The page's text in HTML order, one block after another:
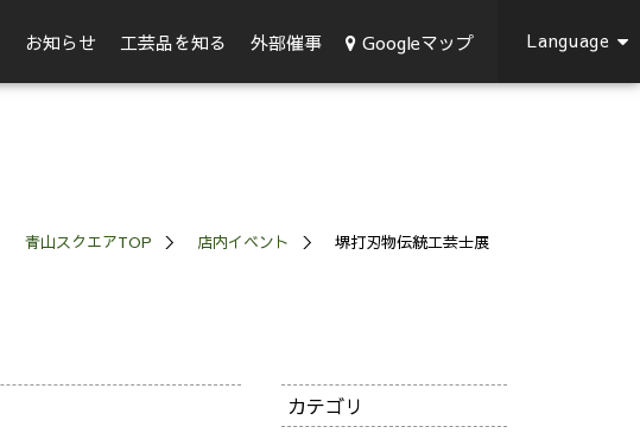
お知らせ 工芸品を知る 外部催事 Googleマップ Language
青山スクエアTOP 店内イベント 堺打刃物伝統工芸士展
カテゴリ